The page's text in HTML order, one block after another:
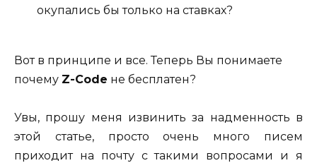
окупались бы только на ставках?
Вот в принципе и все. Теперь Вы понимаете
почему Z-Code не бесплатен?
Увы, прошу меня извинить за надменность в
этой статье, просто очень много писем
приходит на почту с такими вопросами и я